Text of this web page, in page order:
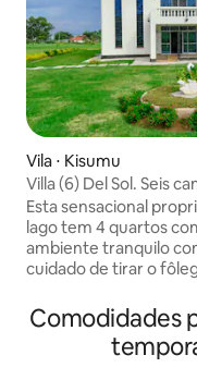
Vila ⋅ Kisumu
Villa (6) Del Sol. Seis
lago
Esta sensacional
lago tem 4 quartos
ambiente tranquilo
cuidado de tirar o
com WIFI rápido, TV
lavar, ar
alta qualidade em 2
Comodidades